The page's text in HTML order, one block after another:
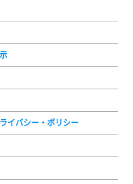
イバシー・ポリシー